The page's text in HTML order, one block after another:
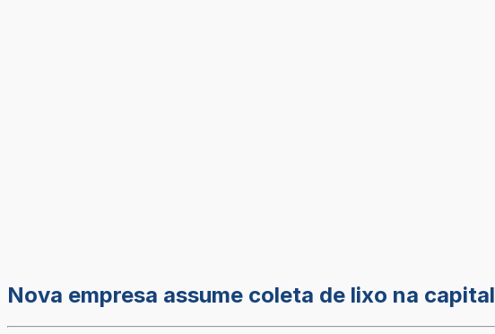
Nova empresa assume coleta de lixo na capital